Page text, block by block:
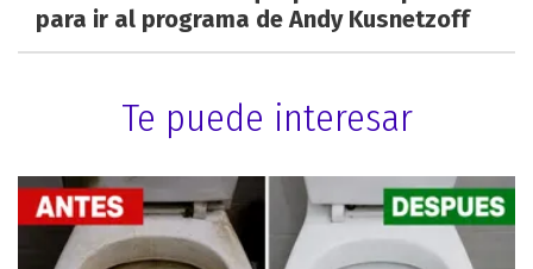
para ir al programa de Andy Kusnetzoff
Te puede interesar